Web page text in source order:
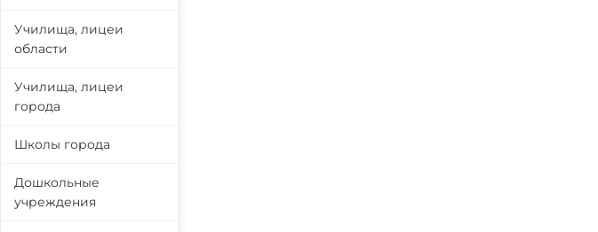
Училища, лицеи
области
Училища, лицеи
города
Школы города
Дошкольные
учреждения